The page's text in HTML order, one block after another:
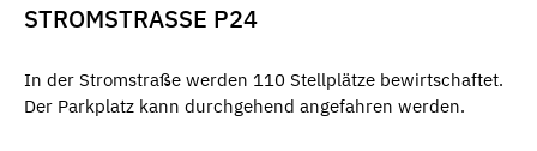
STROMSTRASSE P24
In der Stromstraße werden 110 Stellplätze bewirtschaftet.
Der Parkplatz kann durchgehend angefahren werden.